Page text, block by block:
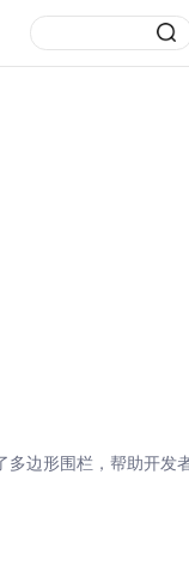
边形围栏，帮助开发